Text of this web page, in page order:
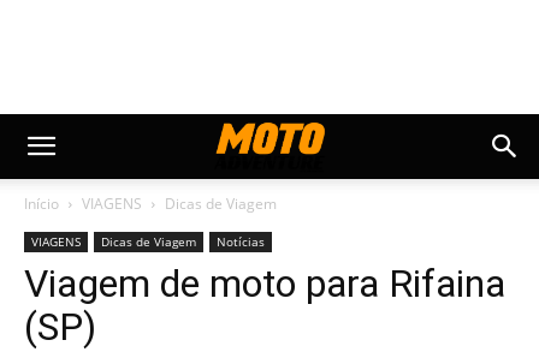
Início VIAGENS Dicas de Viagem
VIAGENS Dicas de Viagem Notícias
Viagem de moto para Rifaina
(SP)